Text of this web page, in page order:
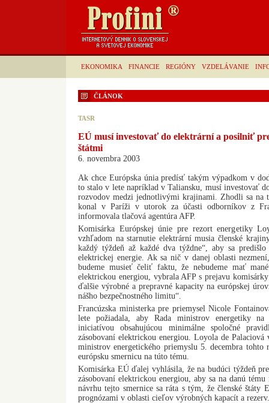
EKONOMIKA FINANCIE REGIÓNY VZDELÁVANIE
ČLÁNOK
TASR
EÚ musí investovať do elektrární a posilniť
štátmi
6. novembra 2003
Ak chce Európska únia predísť takým výpadkom v
to stalo v lete napríklad v Taliansku, musí investovať
rozvodov medzi jednotlivými krajinami. Zhodli sa na
konal v Paríži v utorok za účasti odborníkov z
informovala tlačová agentúra AFP.
Komisárka Európskej únie pre rezort energetiky
vzhľadom na starnutie elektrární musia členské
každý týždeň až každé dva týždne“, aby sa
elektrickej energie. Ak sa nič v danej oblasti
budeme musieť čeliť faktu, že nebudeme mať
elektrickou energiou, vybrala AFP s prejavu
ďalšie výrobné a prepravné kapacity na európskej
nášho bezpečnostného limitu“.
Francúzska ministerka pre priemysel Nicole
lete požiadala, aby Rada ministrov energetiky na
iniciatívou obsahujúcou minimálne spoločné
zásobovaní elektrickou energiou. Loyola de Palaciová
ministrov energetického priemyslu 5. decembra
európsku smernicu na túto tému.
Komisárka EÚ ďalej vyhlásila, že na budúci týždeň
zásobovaní elektrickou energiou, aby sa na danú
návrhu tejto smernice sa ráta s tým, že členské štáty
prognózami v oblasti cieľov výrobných kapacít a rezerv.